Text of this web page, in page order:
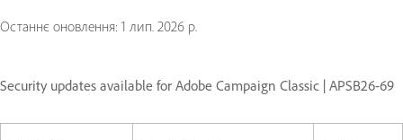
Останнє оновлення: 1 лип. 2026 р.
Security updates available for Adobe Campaign Classic | APSB26-69